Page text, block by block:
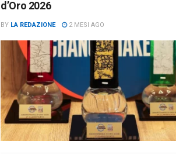
d’Oro 2026
BY LA REDAZIONE 2 MESI AGO